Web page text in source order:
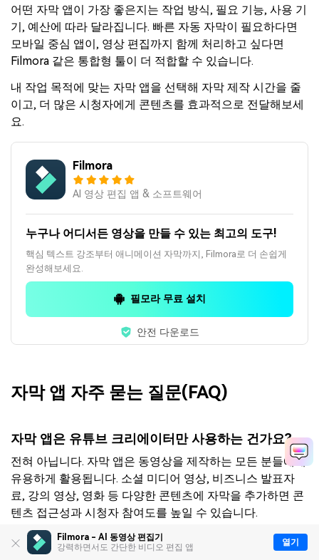
Filmora - AI 동영상 편집기
강력하면서도 간단한 비디오 편집 앱
열기
어떤 자막 앱이 가장 좋은지는 작업 방식, 필요 기능, 사용 기
기, 예산에 따라 달라집니다. 빠른 자동 자막이 필요하다면
모바일 중심 앱이, 영상 편집까지 함께 처리하고 싶다면
Filmora 같은 통합형 툴이 더 적합할 수 있습니다.
내 작업 목적에 맞는 자막 앱을 선택해 자막 제작 시간을 줄
이고, 더 많은 시청자에게 콘텐츠를 효과적으로 전달해보세
요.
Filmora
AI 영상 편집 앱 & 소프트웨어
누구나 어디서든 영상을 만들 수 있는 최고의 도구!
핵심 텍스트 강조부터 애니메이션 자막까지, Filmora로 더 손쉽게
완성해보세요.
필모라 무료 설치
안전 다운로드
자막 앱 자주 묻는 질문(FAQ)
자막 앱은 유튜브 크리에이터만 사용하는 건가요?
전혀 아닙니다. 자막 앱은 동영상을 제작하는 모든 분들에게
유용하게 활용됩니다. 소셜 미디어 영상, 비즈니스 발표자
료, 강의 영상, 영화 등 다양한 콘텐츠에 자막을 추가하면 콘
텐츠 접근성과 시청자 참여도를 높일 수 있습니다.